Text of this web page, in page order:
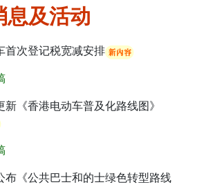
息及活动
首次登记税宽减安排
新《香港电动车普及化路线图》
布《公共巴士和的士绿色转型路线